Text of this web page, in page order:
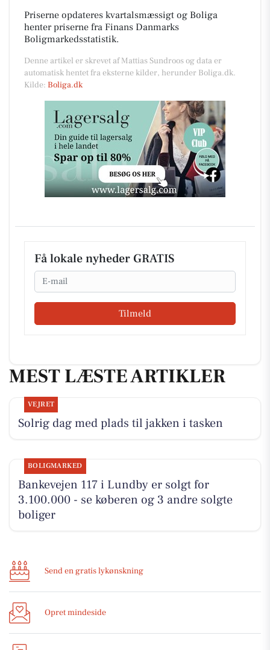
Priserne opdateres kvartalsmæssigt og Boliga
henter priserne fra Finans Danmarks
Boligmarkedsstatistik.
Denne artikel er skrevet af Mattias Sundroos og data er
automatisk hentet fra eksterne kilder, herunder Boliga.dk.
Kilde: Boliga.dk
Få lokale nyheder GRATIS
Email
Tilmeld
MEST LÆSTE ARTIKLER
VEJRET
Solrig dag med plads til jakken i tasken
BOLIGMARKED
Bankevejen 117 i Lundby er solgt for
3.100.000 - se køberen og 3 andre solgte
boliger
Send en gratis lykønskning
Opret mindeside